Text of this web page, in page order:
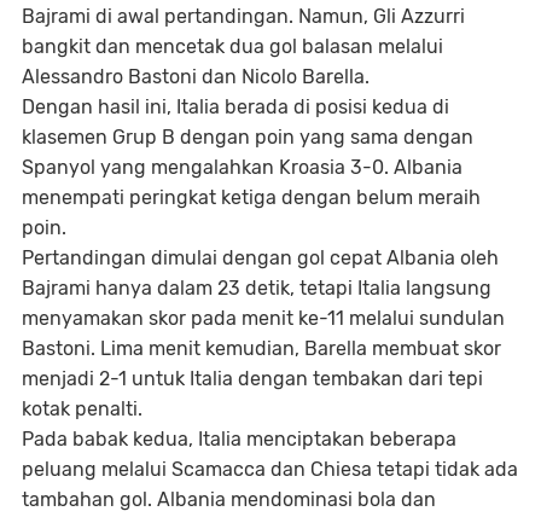
Bajrami di awal pertandingan. Namun, Gli Azzurri
bangkit dan mencetak dua gol balasan melalui
Alessandro Bastoni dan Nicolo Barella.
Dengan hasil ini, Italia berada di posisi kedua di
klasemen Grup B dengan poin yang sama dengan
Spanyol yang mengalahkan Kroasia 3-0. Albania
menempati peringkat ketiga dengan belum meraih
poin.
Pertandingan dimulai dengan gol cepat Albania oleh
Bajrami hanya dalam 23 detik, tetapi Italia langsung
menyamakan skor pada menit ke-11 melalui sundulan
Bastoni. Lima menit kemudian, Barella membuat skor
menjadi 2-1 untuk Italia dengan tembakan dari tepi
kotak penalti.
Pada babak kedua, Italia menciptakan beberapa
peluang melalui Scamacca dan Chiesa tetapi tidak ada
tambahan gol. Albania mendominasi bola dan